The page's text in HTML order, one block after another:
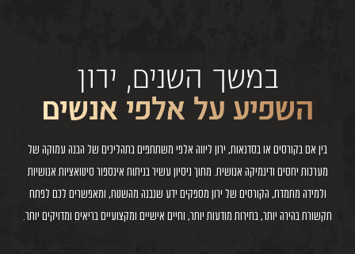
במשך השנים, ירון
השפיע על אלפי אנשים
בין אם בקורסים או בסדנאות, ירון ליווה אלפי משתתפים בתהליכים של הבנה עמוקה של
מערכות יחסים ודינמיקה אנושית. מתוך ניסיון עשיר בניתוח אינספור סיטואציות אנושיות
ולמידה מתמדת, הקורסים של ירון מספקים ידע שנבנה מהשטח, ומאפשרים לכם לפתח
תקשורת בהירה יותר, בחירות מודעות יותר, וחיים אישיים ומקצועיים בריאים ומדויקים יותר.